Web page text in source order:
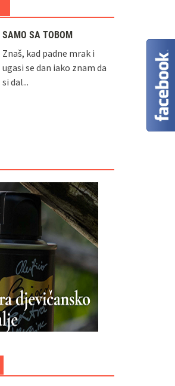
SAMO SA TOBOM
Znaš, kad padne mrak i
ugasi se dan iako znam da
si dal...